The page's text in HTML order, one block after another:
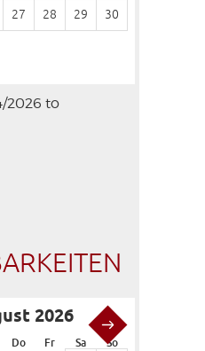
27 28 29 30
2026 to
2026
Do Fr Sa So